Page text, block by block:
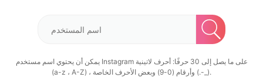
يمكن أن يحتوي اسم مستخدم Instagram على ما يصل إلى 30 حرفًا: أحرف لاتينية
(a-z ، A-Z) ، وأرقام (0-9) وبعض الأحرف الخاصة (.-_).